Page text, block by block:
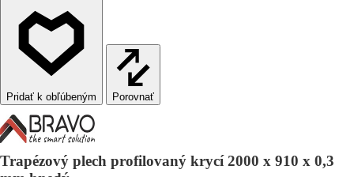
Porovnať
Trapézový plech profilovaný krycí 2000 x 910 x 0,3